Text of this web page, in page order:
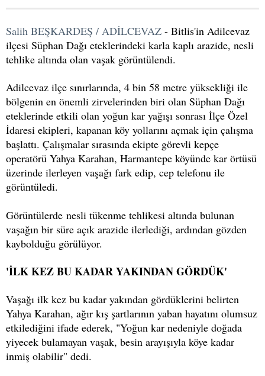
Salih BEŞKARDEŞ / ADİLCEVAZ - Bitlis'in Adilcevaz
ilçesi Süphan Dağı eteklerindeki karla kaplı arazide, nesli
tehlike altında olan vaşak görüntülendi.
Adilcevaz ilçe sınırlarında, 4 bin 58 metre yüksekliği ile
bölgenin en önemli zirvelerinden biri olan Süphan Dağı
eteklerinde etkili olan yoğun kar yağışı sonrası İlçe Özel
İdaresi ekipleri, kapanan köy yollarını açmak için çalışma
başlattı. Çalışmalar sırasında ekipte görevli kepçe
operatörü Yahya Karahan, Harmantepe köyünde kar örtüsü
üzerinde ilerleyen vaşağı fark edip, cep telefonu ile
görüntüledi.
Görüntülerde nesli tükenme tehlikesi altında bulunan
vaşağın bir süre açık arazide ilerlediği, ardından gözden
kaybolduğu görülüyor.
'İLK KEZ BU KADAR YAKINDAN GÖRDÜK'
Vaşağı ilk kez bu kadar yakından gördüklerini belirten
Yahya Karahan, ağır kış şartlarının yaban hayatını olumsuz
etkilediğini ifade ederek, "Yoğun kar nedeniyle doğada
yiyecek bulamayan vaşak, besin arayışıyla köye kadar
inmiş olabilir" dedi.